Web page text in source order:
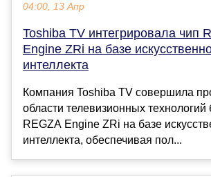
04:00, 13 Апр
Toshiba TV интегрировала чип
Engine ZRi на базе
интеллекта
Компания Toshiba TV совершила
области телевизионных технологий
REGZA Engine ZRi на базе
интеллекта, обеспечивая пол...